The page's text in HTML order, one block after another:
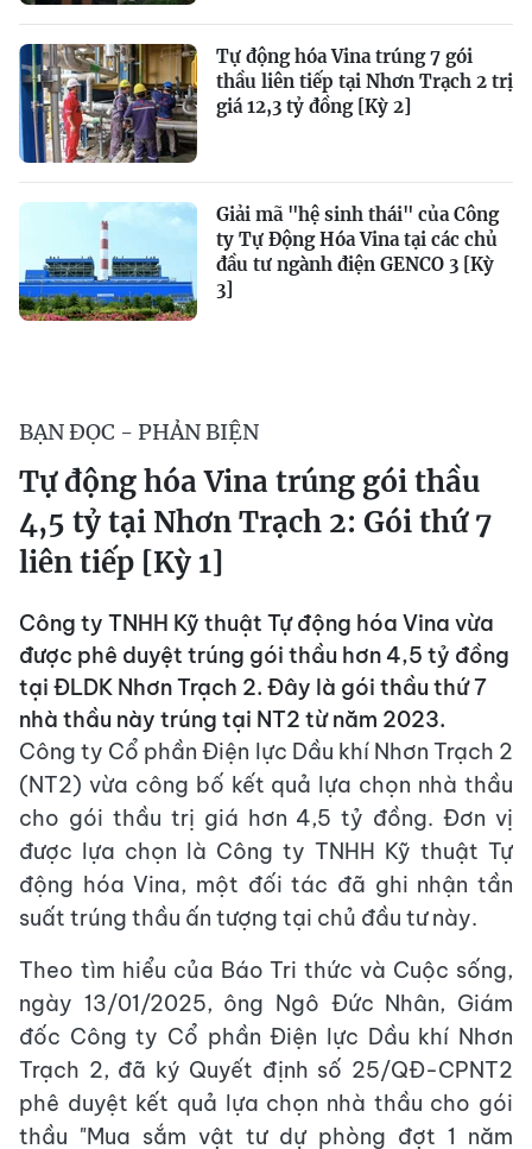
Tự động hóa Vina trúng 7 gói
thầu liên tiếp tại Nhơn Trạch 2 trị
giá 12,3 tỷ đồng [Kỳ 2]
Giải mã "hệ sinh thái" của Công
ty Tự Động Hóa Vina tại các chủ
đầu tư ngành điện GENCO 3 [Kỳ
3]
BẠN ĐỌC - PHẢN BIỆN
Tự động hóa Vina trúng gói thầu
4,5 tỷ tại Nhơn Trạch 2: Gói thứ 7
liên tiếp [Kỳ 1]
Công ty TNHH Kỹ thuật Tự động hóa Vina vừa
được phê duyệt trúng gói thầu hơn 4,5 tỷ đồng
tại ĐLDK Nhơn Trạch 2. Đây là gói thầu thứ 7
nhà thầu này trúng tại NT2 từ năm 2023.
Công ty Cổ phần Điện lực Dầu khí Nhơn Trạch 2
(NT2) vừa công bố kết quả lựa chọn nhà thầu
cho gói thầu trị giá hơn 4,5 tỷ đồng. Đơn vị
được lựa chọn là Công ty TNHH Kỹ thuật Tự
động hóa Vina, một đối tác đã ghi nhận tần
suất trúng thầu ấn tượng tại chủ đầu tư này.
Theo tìm hiểu của Báo Tri thức và Cuộc sống,
ngày 13/01/2025, ông Ngô Đức Nhân, Giám
đốc Công ty Cổ phần Điện lực Dầu khí Nhơn
Trạch 2, đã ký Quyết định số 25/QĐ-CPNT2
phê duyệt kết quả lựa chọn nhà thầu cho gói
thầu "Mua sắm vật tư dự phòng đợt 1 năm